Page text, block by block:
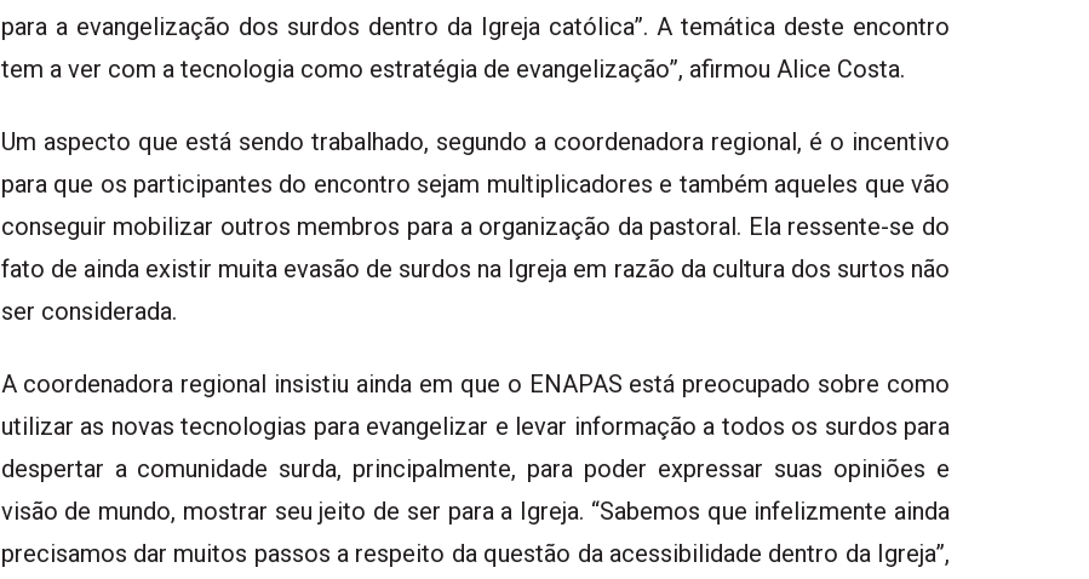
para a evangelização dos surdos dentro da Igreja católica”. A temática deste encontro
tem a ver com a tecnologia como estratégia de evangelização”, afirmou Alice Costa.
Um aspecto que está sendo trabalhado, segundo a coordenadora regional, é o incentivo
para que os participantes do encontro sejam multiplicadores e também aqueles que vão
conseguir mobilizar outros membros para a organização da pastoral. Ela ressente-se do
fato de ainda existir muita evasão de surdos na Igreja em razão da cultura dos surtos não
ser considerada.
A coordenadora regional insistiu ainda em que o ENAPAS está preocupado sobre como
utilizar as novas tecnologias para evangelizar e levar informação a todos os surdos para
despertar a comunidade surda, principalmente, para poder expressar suas opiniões e
visão de mundo, mostrar seu jeito de ser para a Igreja. “Sabemos que infelizmente ainda
precisamos dar muitos passos a respeito da questão da acessibilidade dentro da Igreja”,